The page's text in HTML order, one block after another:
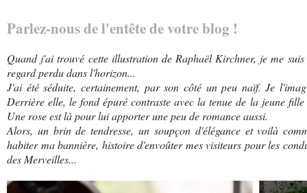
Parlez-nous de l'entête de votre blog !
Quand j'ai trouvé cette illustration de Raphaël Kirchner, je me
regard perdu dans l'horizon...
J'ai été séduite, certainement, par son côté un peu naïf. Je
Derrière elle, le fond épuré contraste avec la tenue de la jeune
Une rose est là pour lui apporter une peu de romance aussi.
Alors, un brin de tendresse, un soupçon d'élégance et voilà
habiter ma bannière, histoire d'envoûter mes visiteurs pour les
des Merveilles...